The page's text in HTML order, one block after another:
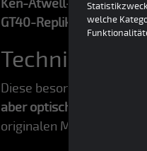
Ken-Atwell-Karosserien
GT40-Replikation"
Technische
Diese besondere MkIII-
aber optisch identische
originalen MkIII-
welche